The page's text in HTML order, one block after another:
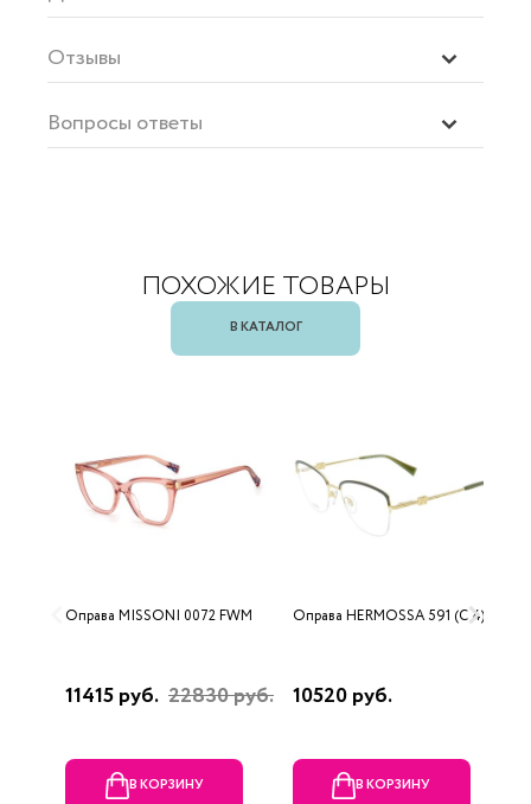
Отзывы
Вопросы ответы
ПОХОЖИЕ ТОВАРЫ
В КАТАЛОГ
Оправа MISSONI 0072 FWM
11415 руб. 22830 руб.
В КОРЗИНУ
Оправа HERMOSSA 591 (C 4)
10520 руб.
В КОРЗИНУ